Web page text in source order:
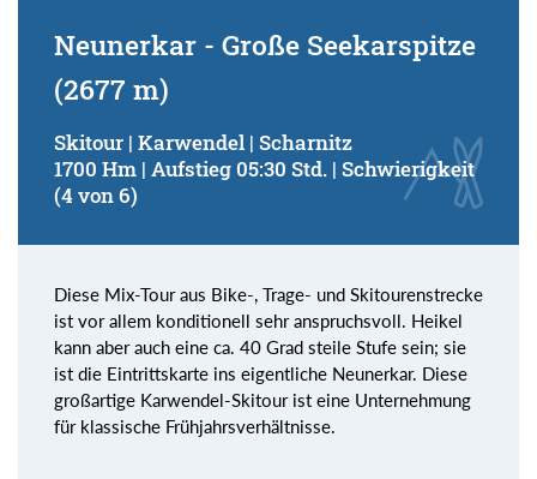
Neunerkar - Große Seekarspitze
(2677 m)
Skitour | Karwendel | Scharnitz
1700 Hm | Aufstieg 05:30 Std. | Schwierigkeit
(4 von 6)
Diese Mix-Tour aus Bike-, Trage- und Skitourenstrecke
ist vor allem konditionell sehr anspruchsvoll. Heikel
kann aber auch eine ca. 40 Grad steile Stufe sein; sie
ist die Eintrittskarte ins eigentliche Neunerkar. Diese
großartige Karwendel-Skitour ist eine Unternehmung
für klassische Frühjahrsverhältnisse.